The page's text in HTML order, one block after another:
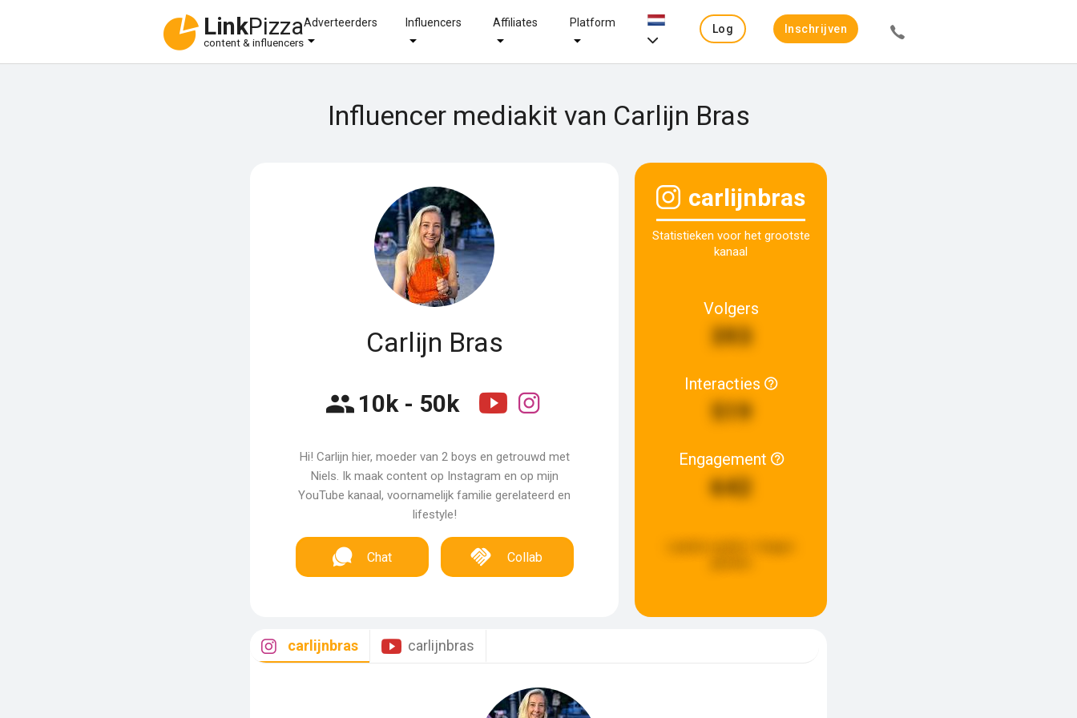
LinkPizza
content & influencers
Adverteerders Influencers Affiliates Platform
Log
Inschrijven
Influencer mediakit van Carlijn Bras
Carlijn Bras
10k - 50k
Hi! Carlijn hier, moeder van 2 boys en getrouwd met
Niels. Ik maak content op Instagram en op mijn
YouTube kanaal, voornamelijk familie gerelateerd en
lifestyle!
Chat Collab
carlijnbras
Statistieken voor het grootste
kanaal
Volgers
393
Interacties
519
Engagement
642
carlijnbras carlijnbras